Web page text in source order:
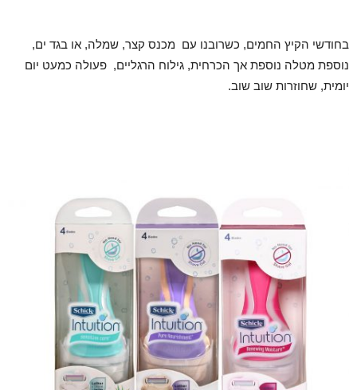
בחודשי הקיץ החמים, כשרובנו עם מכנס קצר, שמלה, או בגד ים,
נוספת מטלה נוספת אך הכרחית, גילוח הרגליים, פעולה כמעט יום
יומית, שחוזרות שוב שוב.